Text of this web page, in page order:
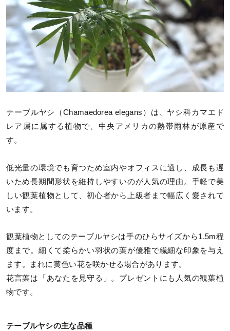
テーブルヤシ（Chamaedorea elegans）は、ヤシ科カマエド
レア属に属する植物で、中央アメリカの熱帯雨林が原産で
す。
低光量の環境でも育つため室内やオフィスに適し、成長も遅
いため長期間形状を維持しやすいのが人気の理由。手軽で美
しい観葉植物として、初心者から上級者まで幅広く愛されて
います。
観葉植物としてのテーブルヤシは手のひらサイズから1.5m程
度まで。細くて柔らかい羽状の葉が優雅で繊細な印象を与え
ます。まれに黄色い花を咲かせる場合があります。
花言葉は「あなたを見守る」。プレゼントにも人気の観葉植
物です。
テーブルヤシの主な品種